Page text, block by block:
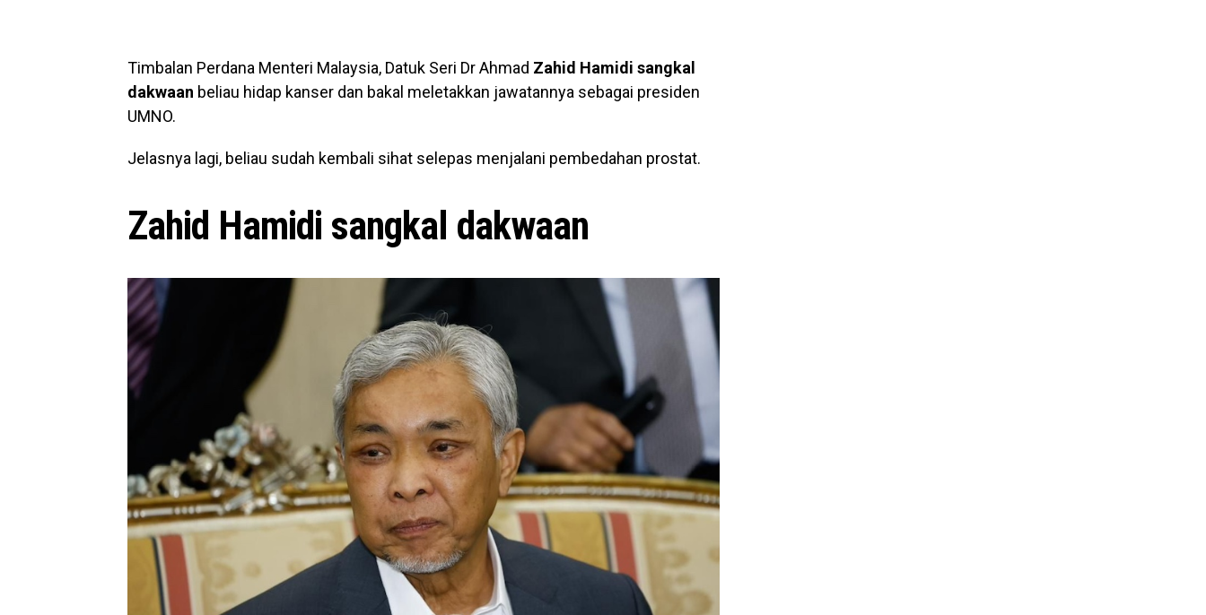
Timbalan Perdana Menteri Malaysia, Datuk Seri Dr Ahmad Zahid Hamidi sangkal
dakwaan beliau hidap kanser dan bakal meletakkan jawatannya sebagai presiden
UMNO.
Jelasnya lagi, beliau sudah kembali sihat selepas menjalani pembedahan prostat.
Zahid Hamidi sangkal dakwaan